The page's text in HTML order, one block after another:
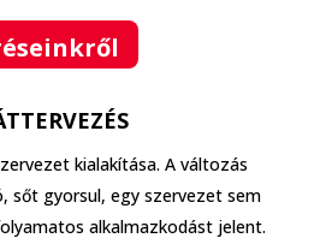
kialakítása. A változás
sőt gyorsul, egy szervezet sem
alkalmazkodást jelent.